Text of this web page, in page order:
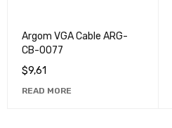
Argom VGA Cable ARG-
CB-0077
$9,61
READ MORE